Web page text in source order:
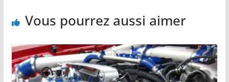
Vous pourrez aussi aimer